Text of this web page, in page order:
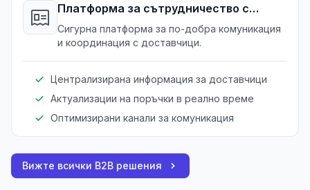
Платформа за сътрудничество с
доставчици
Сигурна платформа за по-добра комуникация
и координация с доставчици.
Централизирана информация за доставчици
Актуализации на поръчки в реално време
Оптимизирани канали за комуникация
Вижте всички B2B решения